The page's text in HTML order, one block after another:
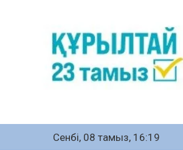
Сенбі, 08 тамыз, 16:19